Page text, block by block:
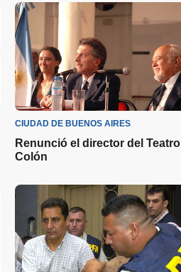
CIUDAD DE BUENOS AIRES
Renunció el director del Teatro
Colón